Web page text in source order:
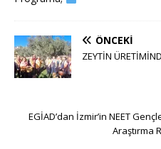
ÖNCEKI
ZEYTİN
EGİAD’dan İzmir’in NEET
Araştırma